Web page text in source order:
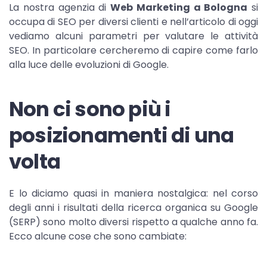
La nostra agenzia di Web Marketing a Bologna si
occupa di SEO per diversi clienti e nell’articolo di oggi
vediamo alcuni parametri per valutare le attività
SEO. In particolare cercheremo di capire come farlo
alla luce delle evoluzioni di Google.
Non ci sono più i
posizionamenti di una
volta
E lo diciamo quasi in maniera nostalgica: nel corso
degli anni i risultati della ricerca organica su Google
(SERP) sono molto diversi rispetto a qualche anno fa.
Ecco alcune cose che sono cambiate: